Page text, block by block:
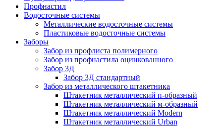
Профнастил
Водосточные системы
Металлические водосточные системы
Пластиковые водосточные системы
Заборы
Забор из профлиста полимерного
Забор из профнастила оцинкованного
Забор 3Д
Забор 3Д стандартный
Забор из металлического штакетника
Штакетник металлический п-образный
Штакетник металлический м-образный
Штакетник металлический Мodern
Штакетник металлический Urban